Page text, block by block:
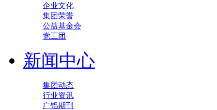
企业文化
集团荣誉
公益基金会
党工团
新闻中心
集团动态
行业资讯
广铝期刊